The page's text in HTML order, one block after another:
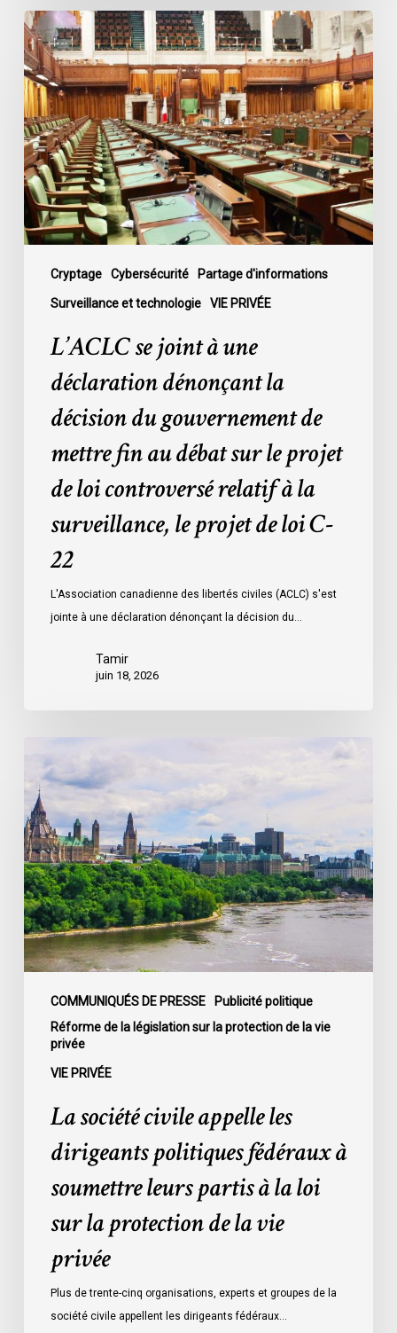
Cryptage Cybersécurité Partage d'informations
Surveillance et technologie VIE PRIVÉE
L’ACLC
se
joint
à
une
déclaration
dénonçant
la
décision
du
mettre
relatif
surveillance,
L’ACLC se joint à une
déclaration dénonçant la
décision du gouvernement de
mettre fin au débat sur le projet
de loi controversé relatif à la
surveillance, le projet de loi C-
22
L'Association canadienne des libertés civiles (ACLC) s'est
jointe à une déclaration dénonçant la décision du…
Tamir
juin 18, 2026
COMMUNIQUÉS DE PRESSE
Publicité politique
Réforme de la législation sur la protection de la vie
privée
VIE PRIVÉE
société
civile
appelle
les
dirigeants
politiques
fédéraux
à
soumettre
partis
protection
privée
La société civile appelle les
dirigeants politiques fédéraux à
soumettre leurs partis à la loi
sur la protection de la vie
privée
Plus de trente-cinq organisations, experts et groupes de la
société civile appellent les dirigeants fédéraux…